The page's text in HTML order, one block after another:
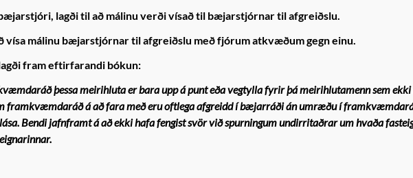
lagði til að málinu verði vísað til bæjarstjórnar til afgreiðslu.
vísa málinu bæjarstjórnar til afgreiðslu með fjórum atkvæðum gegn einu.
fram eftirfarandi bókun:
þessa meirihluta er bara upp á punt eða vegtylla fyrir þá meirihlutamenn sem ekki
framkvæmdaráð á að fara með eru oftlega afgreidd í bæjarráði án umræðu í
Bendi jafnframt á að ekki hafa fengist svör við spurningum undirritaðrar um hvaða